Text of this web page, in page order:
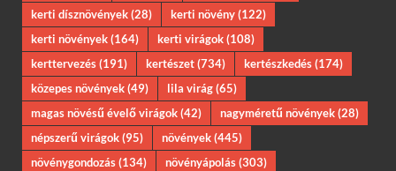
kerti dísznövények(28) kerti növény(122)
kerti növények(164) kerti virágok(108)
kerttervezés(191) kertészet(734) kertészkedés(174)
közepes növények(49) lila virág(65)
magas növésű évelő virágok(42) nagyméretű növények(28)
népszerű virágok(95) növények(445)
növénygondozás(134) növényápolás(303)